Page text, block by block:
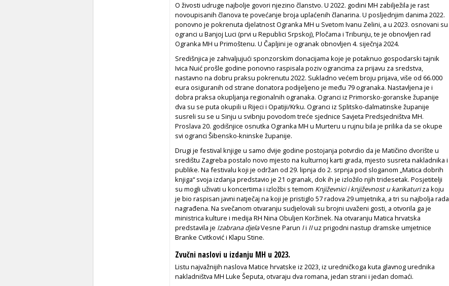
O živosti udruge najbolje govori njezino članstvo. U 2022. godini MH zabilježila je rast
novoupisanih članova te povećanje broja uplaćenih članarina. U posljednjim danima 2022.
ponovno je pokrenuta djelatnost Ogranka MH u Svetom Ivanu Zelini, a u 2023. osnovani su
ogranci u Banjoj Luci (prvi u Republici Srpskoj), Pločama i Tribunju, te je obnovljen rad
Ogranka MH u Primoštenu. U Čapljini je ogranak obnovljen 4. siječnja 2024.
Središnjica je zahvaljujući sponzorskim donacijama koje je potaknuo gospodarski tajnik
Ivica Nuić prošle godine ponovno raspisala poziv ograncima za prijavu za sredstva,
nastavno na dobru praksu pokrenutu 2022. Sukladno većem broju prijava, više od 66.000
eura osiguranih od strane donatora podijeljeno je među 79 ogranaka. Nastavljena je i
dobra praksa okupljanja regionalnih ogranaka. Ogranci iz Primorsko-goranske županije
dva su se puta okupili u Rijeci i Opatiji/Krku. Ogranci iz Splitsko-dalmatinske županije
susreli su se u Sinju u svibnju povodom treće sjednice Savjeta Predsjedništva MH.
Proslava 20. godišnjice osnutka Ogranka MH u Murteru u rujnu bila je prilika da se okupe
svi ogranci Šibensko-kninske županije.
Drugi je festival knjige u samo dvije godine postojanja potvrdio da je Matičino dvorište u
središtu Zagreba postalo novo mjesto na kulturnoj karti grada, mjesto susreta nakladnika i
publike. Na festivalu koji je održan od 29. lipnja do 2. srpnja pod sloganom „Matica dobrih
knjiga“ svoja izdanja predstavio je 21 ogranak, dok ih je izložilo njih tridesetak. Posjetitelji
su mogli uživati u koncertima i izložbi s temom Književnici i književnost u karikaturiza koju
je bio raspisan javni natječaj na koji je pristiglo 57 radova 29 umjetnika, a tri su najbolja rada
nagrađena. Na svečanom otvaranju sudjelovali su brojni uvaženi gosti, a otvorila ga je
ministrica kulture i medija RH Nina Obuljen Koržinek. Na otvaranju Matica hrvatska
predstavila je Izabrana djelaVesne Parun Ii IIuz prigodni nastup dramske umjetnice
Branke Cvitković i Klapu Stine.
Zvučni naslovi u izdanju MH u 2023.
Listu najvažnijih naslova Matice hrvatske iz 2023, iz uredničkoga kuta glavnog urednika
nakladništva MH Luke Šeputa, otvaraju dva romana, jedan strani i jedan domaći.